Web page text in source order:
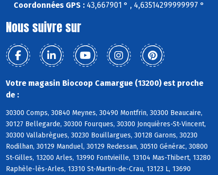
Coordonnées GPS : 43,667901 ° , 4,63514299999997 °
Nous suivre sur
Votre magasin Biocoop Camargue (13200) est proche
de :
30300 Comps, 30840 Meynes, 30490 Montfrin, 30300 Beaucaire,
30127 Bellegarde, 30300 Fourques, 30300 Jonquières-St-Vincent,
30300 Vallabrègues, 30230 Bouillargues, 30128 Garons, 30230
Rodilhan, 30129 Manduel, 30129 Redessan, 30510 Générac, 30800
St-Gilles, 13200 Arles, 13990 Fontvieille, 13104 Mas-Thibert, 13280
Raphèle-lès-Arles, 13310 St-Martin-de-Crau, 13123 L, 13690